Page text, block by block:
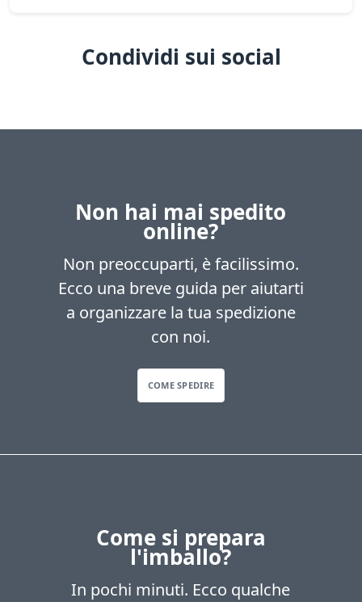
Condividi sui social
Non hai mai spedito
online?
Non preoccuparti, è facilissimo.
Ecco una breve guida per aiutarti
a organizzare la tua spedizione
con noi.
COME SPEDIRE
Come si prepara
l'imballo?
In pochi minuti. Ecco qualche